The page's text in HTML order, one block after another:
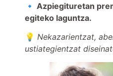
🔹 Azpiegituretan
egiteko laguntza.
💡 Nekazarientzat,
ustiategientzat